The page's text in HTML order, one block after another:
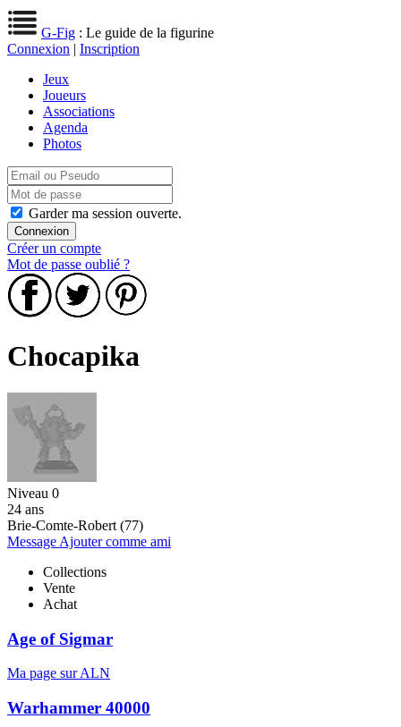
G-Fig : Le guide de la figurine
Connexion | Inscription
Jeux
Joueurs
Associations
Agenda
Photos
Garder ma session ouverte.
Créer un compte
Mot de passe oublié ?
Chocapika
Niveau 0
24 ans
Brie-Comte-Robert (77)
Message Ajouter comme ami
Collections
Vente
Achat
Age of Sigmar
Ma page sur ALN
Warhammer 40000